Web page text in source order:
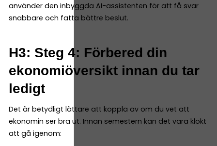
använder den inbyggda AI-assistenten för att få svar
snabbare och fatta bättre beslut.
H3: Steg 4: Förbered din
ekonomiöversikt innan du tar
ledigt
Det är betydligt lättare att koppla av om du vet att
ekonomin ser bra ut. Innan semestern kan det vara klokt
att gå igenom: